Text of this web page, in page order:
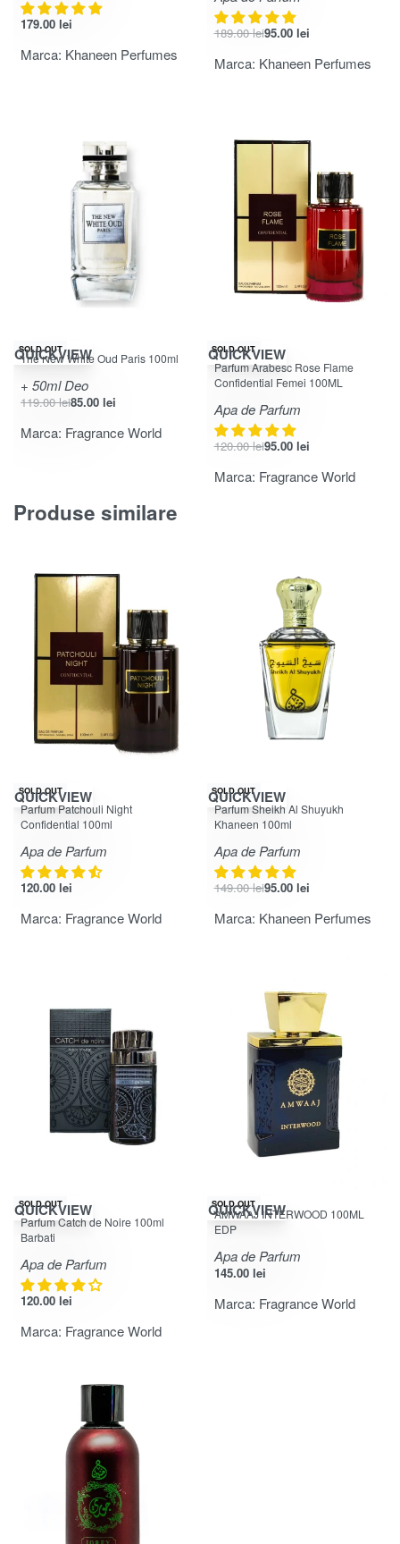
179.00 lei
Marca: Khaneen Perfumes
189.00lei95.00 lei
Marca: Khaneen Perfumes
-29% OFF
SOLD OUT
QUICKVIEW
The New White Oud Paris 100ml
+ 50ml Deo
119.00lei85.00 lei
Marca: Fragrance World
-21% OFF
SOLD OUT
QUICKVIEW
Evaluat la5.00din 5
Parfum Arabesc Rose Flame
Confidential Femei 100ML
Apa de Parfum
120.00lei95.00 lei
Marca: Fragrance World
Produse similare
SOLD OUT
QUICKVIEW
Evaluat la4.67din 5
Parfum Patchouli Night
Confidential 100ml
Apa de Parfum
120.00 lei
Marca: Fragrance World
-36% OFF
SOLD OUT
QUICKVIEW
Evaluat la4.93din 5
Parfum Sheikh Al Shuyukh
Khaneen 100ml
Apa de Parfum
149.00lei95.00 lei
Marca: Khaneen Perfumes
SOLD OUT
QUICKVIEW
Evaluat la4.00din 5
Parfum Catch de Noire 100ml
Barbati
Apa de Parfum
120.00 lei
Marca: Fragrance World
SOLD OUT
QUICKVIEW
AMWAAJ INTERWOOD 100ML
EDP
Apa de Parfum
145.00 lei
Marca: Fragrance World